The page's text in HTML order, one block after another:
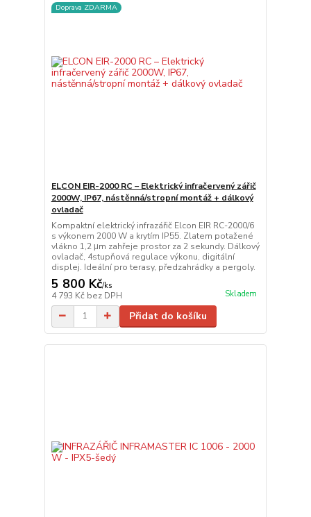
Doprava ZDARMA
ELCON EIR-2000 RC – Elektrický infračervený zářič
2000W, IP67, nástěnná/stropní montáž + dálkový
ovladač
Kompaktní elektrický infrazářič Elcon EIR RC-2000/6
s výkonem 2000 W a krytím IP55. Zlatem potažené
vlákno 1,2 μm zahřeje prostor za 2 sekundy. Dálkový
ovladač, 4stupňová regulace výkonu, digitální
displej. Ideální pro terasy, předzahrádky a pergoly.
5 800 Kč/ks
4 793 Kč bez DPH Skladem
Přidat do košíku